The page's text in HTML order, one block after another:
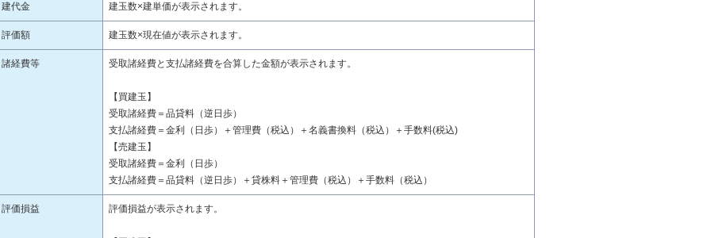
建代金 建玉数×建単価が表示されます。
評価額 建玉数×現在値が表示されます。
諸経費等 受取諸経費と支払諸経費を合算した金額が表示されます。
【買建玉】
受取諸経費＝品貸料（逆日歩）
支払諸経費＝金利（日歩）＋管理費（税込）＋名義書換料（税込）＋手数料(税込)
【売建玉】
受取諸経費＝金利（日歩）
支払諸経費＝品貸料（逆日歩）＋貸株料＋管理費（税込）＋手数料（税込）
評価損益 評価損益が表示されます。